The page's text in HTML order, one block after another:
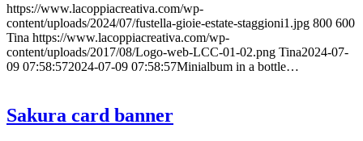
https://www.lacoppiacreativa.com/wp-
content/uploads/2024/07/fustella-gioie-estate-staggioni1.jpg 800 600
Tina https://www.lacoppiacreativa.com/wp-
content/uploads/2017/08/Logo-web-LCC-01-02.png Tina2024-07-
09 07:58:572024-07-09 07:58:57Minialbum in a bottle…
Sakura card banner